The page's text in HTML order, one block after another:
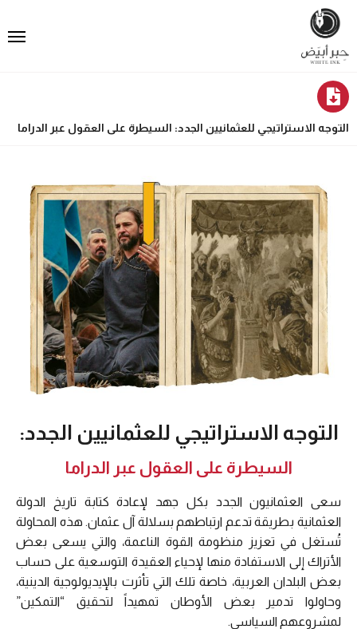
التوجه الاستراتيجي للعثمانيين الجدد: السيطرة على العقول عبر الدراما
التوجه الاستراتيجي للعثمانيين الجدد:
السيطرة على العقول عبر الدراما
سعى العثمانيون الجدد بكل جهد لإعادة كتابة تاريخ الدولة
العثمانية بطريقة تدعم ارتباطهم بسلالة آل عثمان. هذه المحاولة
تُستغل في تعزيز منظومة القوة الناعمة، والتي يسعى بعض
الأتراك إلى الاستفادة منها لإحياء العقيدة التوسعية على حساب
بعض البلدان العربية، خاصة تلك التي تأثرت بالإيديولوجية الدينية،
وحاولوا تدمير بعض الأوطان تمهيداً لتحقيق “التمكين”
لمشروعهم السياسي.